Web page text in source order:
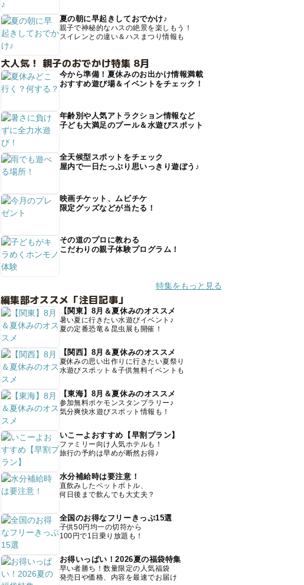
夏の朝に早起きしておでかけ♪
親子で神秘的なハスの絶景を楽しもう！
スイレンとの違い＆ハスまつり情報も
大人気！ 親子のおでかけ特集 8月
今から準備！夏休みのお出かけ情報満載
おすすめ遊び場＆イベントをチェック！
年齢別や人気アトラクション情報など
子ども大満足のプール＆水遊びスポット
全天候型スポットをチェック
屋内で一日たっぷり思いっきり遊ぼう♪
映画チケット、ムビチケ
限定グッズなどが当たる！
その道のプロに教わる
こだわりの親子体験プログラム！
特集をもっと見る
編集部オススメ「注目記事」
【関東】8月＆夏休みのオススメ
暑い夏に行きたい水遊びイベント♪
夏の定番恐竜＆昆虫展も開催！
【関西】8月＆夏休みのオススメ
夏休みの思い出作りに行きたい夏祭り
水遊びスポット＆子供無料イベントも
【東海】8月＆夏休みのオススメ
参加無料ポケモンスタンプラリー♪
気分爽快水遊びスポット情報も！
いこーよおすすめ【早割プラン】
ファミリー向け人気ホテルも！
旅行の予約は早めが断然お得♪
水分補給時は要注意！
直飲みしたペットボトル、
何日後まで飲んでも大丈夫？
全国のお得なフリーきっぷ15選
子供50円均一の切符から
100円で1日乗り放題も！
お得いっぱい！2026夏の福袋特集
早い者勝ち！数量限定の人気福袋
発売日や価格、内容を最速でお届け